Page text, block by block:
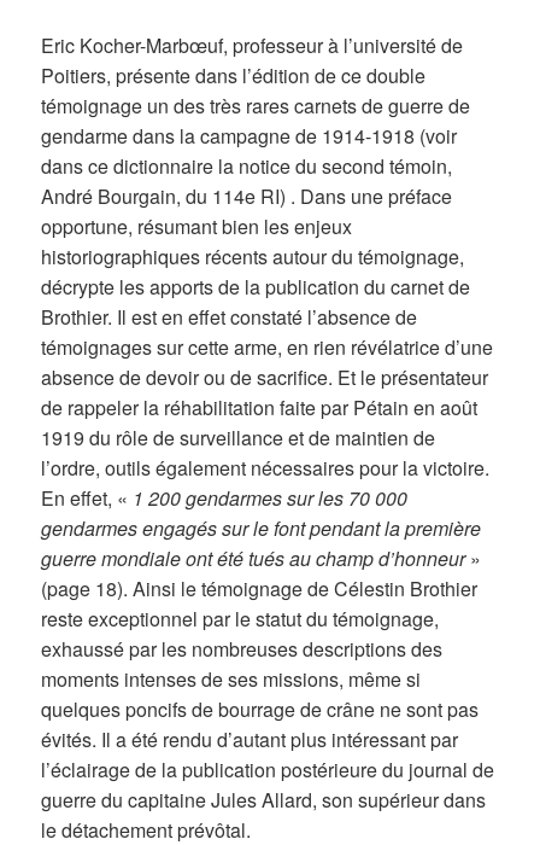
Eric Kocher-Marbœuf, professeur à l’université de
Poitiers, présente dans l’édition de ce double
témoignage un des très rares carnets de guerre de
gendarme dans la campagne de 1914-1918 (voir
dans ce dictionnaire la notice du second témoin,
André Bourgain, du 114e RI) . Dans une préface
opportune, résumant bien les enjeux
historiographiques récents autour du témoignage,
décrypte les apports de la publication du carnet de
Brothier. Il est en effet constaté l’absence de
témoignages sur cette arme, en rien révélatrice d’une
absence de devoir ou de sacrifice. Et le présentateur
de rappeler la réhabilitation faite par Pétain en août
1919 du rôle de surveillance et de maintien de
l’ordre, outils également nécessaires pour la victoire.
En effet, « 1 200 gendarmes sur les 70 000
gendarmes engagés sur le font pendant la première
guerre mondiale ont été tués au champ d’honneur»
(page 18). Ainsi le témoignage de Célestin Brothier
reste exceptionnel par le statut du témoignage,
exhaussé par les nombreuses descriptions des
moments intenses de ses missions, même si
quelques poncifs de bourrage de crâne ne sont pas
évités. Il a été rendu d’autant plus intéressant par
l’éclairage de la publication postérieure du journal de
guerre du capitaine Jules Allard, son supérieur dans
le détachement prévôtal.